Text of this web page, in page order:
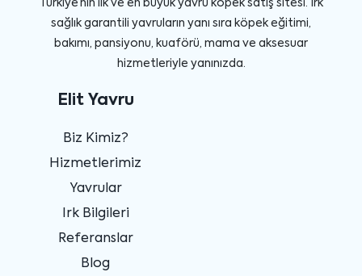
Türkiye’nin ilk ve en büyük yavru köpek satış sitesi. Irk
sağlık garantili yavruların yanı sıra köpek eğitimi,
bakımı, pansiyonu, kuaförü, mama ve aksesuar
hizmetleriyle yanınızda.
Elit Yavru
Biz Kimiz?
Hizmetlerimiz
Yavrular
Irk Bilgileri
Referanslar
Blog